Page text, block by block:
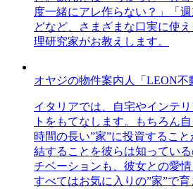
度一緒にアレ作らない？」「
どなど、さまざまな口実に使
理研究家がお教えします。
オヤジの物件案内人「LEON不
イタリアでは、自宅やインテ
トをもてなします。もちろん
時間の長い”家”に投資するこ
結することを彼らは知ってい
チベーションも、彼女との愛情
すべてはお気に入りの”家”で